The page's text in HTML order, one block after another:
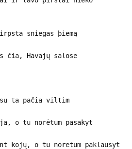
sniegas þiemą
čia, Havajų salose
ta pačia viltim
o tu norėtum pasakyt
kojų, o tu norėtum paklausyt